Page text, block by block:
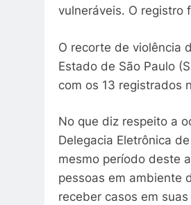
vulneráveis. O registro
O recorte de violência
Estado de São Paulo
com os 13 registrados
No que diz respeito a
Delegacia Eletrônica
mesmo período deste
pessoas em ambiente
receber casos em